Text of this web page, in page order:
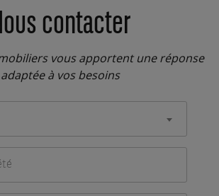
contacter
vous apportent une réponse
adaptée à vos besoins